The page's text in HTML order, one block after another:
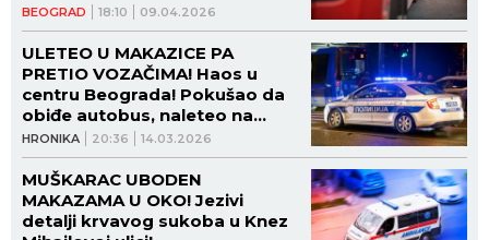
BEOGRAD 18:10 09.04.2026
HRONIKA 20:36 14.03.2026
ULETEO U MAKAZICE PA
PRETIO VOZAČIMA! Haos u
centru Beograda! Pokušao da
obiđe autobus, naleteo na
trolejbus!
MUŠKARAC UBODEN
MAKAZAMA U OKO! Jezivi
detalji krvavog sukoba u Knez